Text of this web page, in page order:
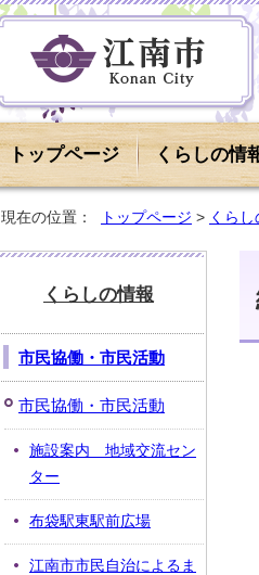
トップページ くらしの情
現在の位置： トップページ > くら
くらしの情報
市民協働・市民活動
市民協働・市民活動
施設案内 地域交流セン
ター
布袋駅東駅前広場
江南市市民自治によるま